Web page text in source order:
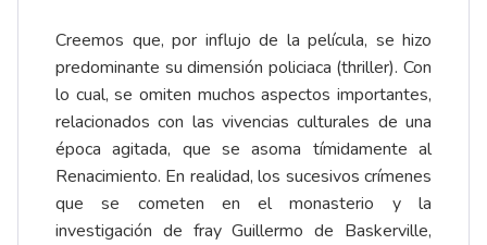
Creemos que, por influjo de la película, se hizo
predominante su dimensión policiaca (thriller). Con
lo cual, se omiten muchos aspectos importantes,
relacionados con las vivencias culturales de una
época agitada, que se asoma tímidamente al
Renacimiento. En realidad, los sucesivos crímenes
que se cometen en el monasterio y la
investigación de fray Guillermo de Baskerville,